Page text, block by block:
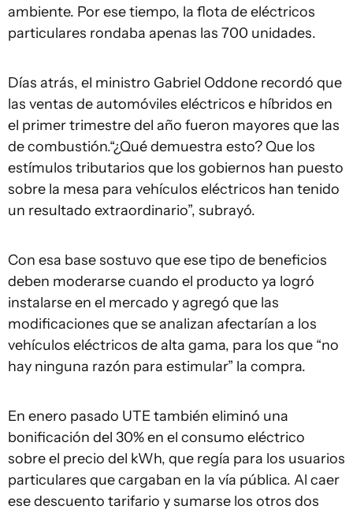
ambiente. Por ese tiempo, la flota de eléctricos
particulares rondaba apenas las 700 unidades.
Días atrás, el ministro Gabriel Oddone recordó que
las ventas de automóviles eléctricos e híbridos en
el primer trimestre del año fueron mayores que las
de combustión.“¿Qué demuestra esto? Que los
estímulos tributarios que los gobiernos han puesto
sobre la mesa para vehículos eléctricos han tenido
un resultado extraordinario”, subrayó.
Con esa base sostuvo que ese tipo de beneficios
deben moderarse cuando el producto ya logró
instalarse en el mercado y agregó que las
modificaciones que se analizan afectarían a los
vehículos eléctricos de alta gama, para los que “no
hay ninguna razón para estimular” la compra.
En enero pasado UTE también eliminó una
bonificación del 30% en el consumo eléctrico
sobre el precio del kWh, que regía para los usuarios
particulares que cargaban en la vía pública. Al caer
ese descuento tarifario y sumarse los otros dos